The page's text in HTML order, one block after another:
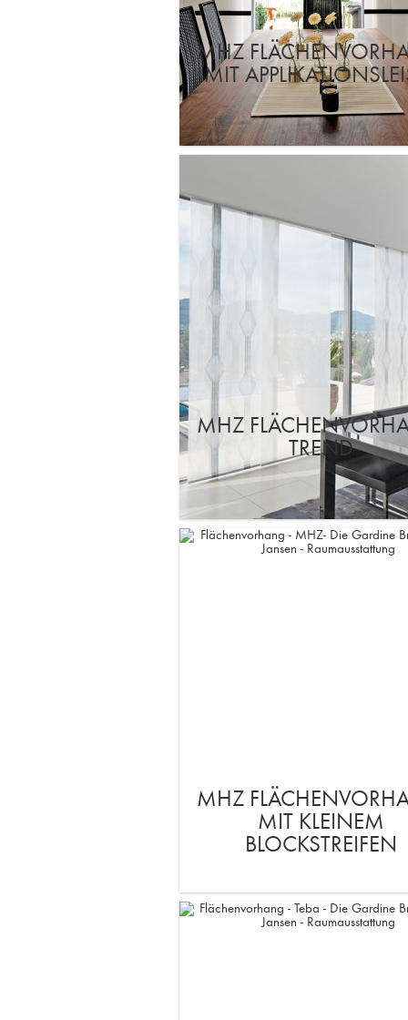
MHZ
MIT
MHZ
TREND
MHZ
MIT KLEINEM
BLOCKSTREIFEN